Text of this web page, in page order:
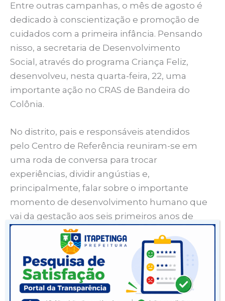
Entre outras campanhas, o mês de agosto é
dedicado à conscientização e promoção de
cuidados com a primeira infância. Pensando
nisso, a secretaria de Desenvolvimento
Social, através do programa Criança Feliz,
desenvolveu, nesta quarta-feira, 22, uma
importante ação no CRAS de Bandeira do
Colônia.
No distrito, pais e responsáveis atendidos
pelo Centro de Referência reuniram-se em
uma roda de conversa para trocar
experiências, dividir angústias e,
principalmente, falar sobre o importante
momento de desenvolvimento humano que
vai da gestação aos seis primeiros anos de
vida.
“É nessa fase que ocorrem avanços
significativos nas capacidades cognitivas,
emocionais e sociais das crianças. Investir